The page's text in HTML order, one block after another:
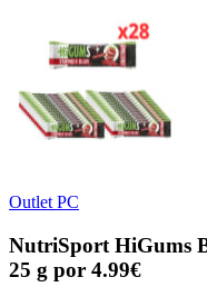
Outlet PC
NutriSport HiGums
25 g por 4.99€